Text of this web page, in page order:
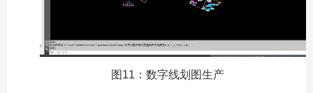
图11：数字线划图生产